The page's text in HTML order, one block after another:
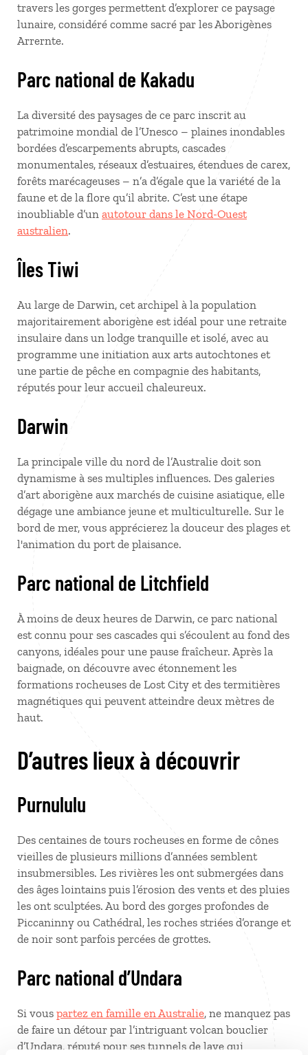
travers les gorges permettent d’explorer ce paysage
lunaire, considéré comme sacré par les Aborigènes
Arrernte.
Parc national de Kakadu
La diversité des paysages de ce parc inscrit au
patrimoine mondial de l’Unesco – plaines inondables
bordées d’escarpements abrupts, cascades
monumentales, réseaux d’estuaires, étendues de carex,
forêts marécageuses – n’a d’égale que la variété de la
faune et de la flore qu’il abrite. C’est une étape
inoubliable d’un autotour dans le Nord-Ouest
australien.
Îles Tiwi
Au large de Darwin, cet archipel à la population
majoritairement aborigène est idéal pour une retraite
insulaire dans un lodge tranquille et isolé, avec au
programme une initiation aux arts autochtones et
une partie de pêche en compagnie des habitants,
réputés pour leur accueil chaleureux.
Darwin
La principale ville du nord de l’Australie doit son
dynamisme à ses multiples influences. Des galeries
d’art aborigène aux marchés de cuisine asiatique, elle
dégage une ambiance jeune et multiculturelle. Sur le
bord de mer, vous apprécierez la douceur des plages et
l'animation du port de plaisance.
Parc national de Litchfield
À moins de deux heures de Darwin, ce parc national
est connu pour ses cascades qui s’écoulent au fond des
canyons, idéales pour une pause fraîcheur. Après la
baignade, on découvre avec étonnement les
formations rocheuses de Lost City et des termitières
magnétiques qui peuvent atteindre deux mètres de
haut.
D’autres lieux à découvrir
Purnululu
Des centaines de tours rocheuses en forme de cônes
vieilles de plusieurs millions d’années semblent
insubmersibles. Les rivières les ont submergées dans
des âges lointains puis l’érosion des vents et des pluies
les ont sculptées. Au bord des gorges profondes de
Piccaninny ou Cathédral, les roches striées d’orange et
de noir sont parfois percées de grottes.
Parc national d’Undara
Si vous partez en famille en Australie, ne manquez pas
de faire un détour par l’intriguant volcan bouclier
d’Undara, réputé pour ses tunnels de lave qui